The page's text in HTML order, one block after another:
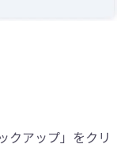
クアップ」をクリ